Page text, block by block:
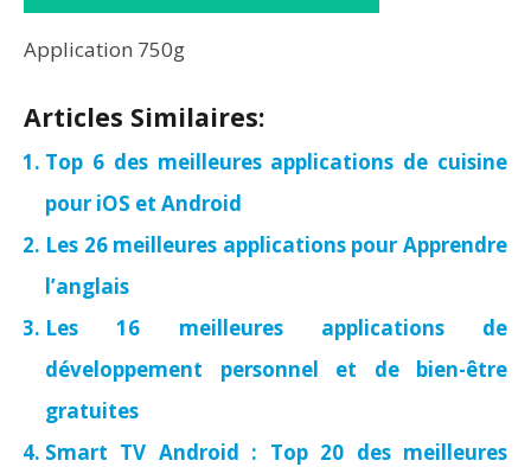
Application 750g
Articles Similaires:
Top 6 des meilleures applications de cuisine
pour iOS et Android
Les 26 meilleures applications pour Apprendre
l’anglais
Les 16 meilleures applications de
développement personnel et de bien-être
gratuites
Smart TV Android : Top 20 des meilleures